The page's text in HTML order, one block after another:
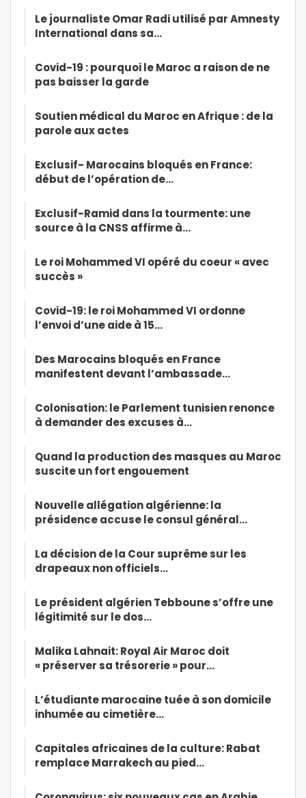
Le journaliste Omar Radi utilisé par Amnesty
International dans sa…
Covid-19 : pourquoi le Maroc a raison de ne
pas baisser la garde
Soutien médical du Maroc en Afrique : de la
parole aux actes
Exclusif- Marocains bloqués en France:
début de l’opération de…
Exclusif-Ramid dans la tourmente: une
source à la CNSS affirme à…
Le roi Mohammed VI opéré du coeur « avec
succès »
Covid-19: le roi Mohammed VI ordonne
l’envoi d’une aide à 15…
Des Marocains bloqués en France
manifestent devant l’ambassade…
Colonisation: le Parlement tunisien renonce
à demander des excuses à…
Quand la production des masques au Maroc
suscite un fort engouement
Nouvelle allégation algérienne: la
présidence accuse le consul général…
La décision de la Cour suprême sur les
drapeaux non officiels…
Le président algérien Tebboune s’offre une
légitimité sur le dos…
Malika Lahnait: Royal Air Maroc doit
« préserver sa trésorerie » pour…
L’étudiante marocaine tuée à son domicile
inhumée au cimetière…
Capitales africaines de la culture: Rabat
remplace Marrakech au pied…